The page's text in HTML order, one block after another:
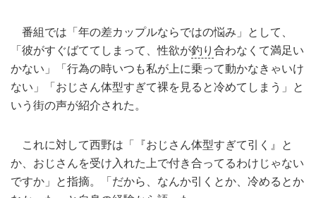
番組では「年の差カップルならではの悩み」として、
「彼がすぐばててしまって、性欲が釣り 合わなくて満足い
かない」「行為の時いつも私が上に乗って動かなきゃいけ
ない」「おじさん体型すぎて裸を見ると冷めてしまう」と
いう街の声が紹介された。
これに対して西野は「『おじさん体型すぎて引く』と
か、おじさんを受け入れた上で付き合ってるわけじゃない
ですか」と指摘。「だから、なんか引くとか、冷めるとか